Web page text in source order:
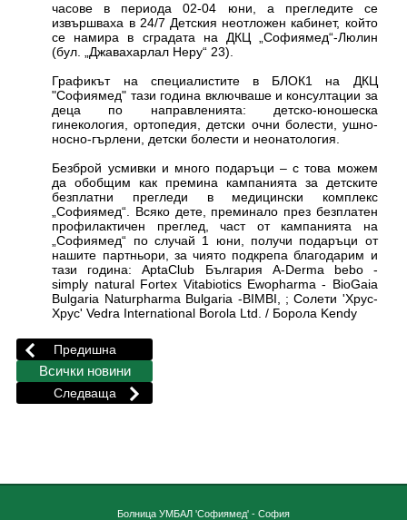
часове в периода 02-04 юни, а прегледите се
извършваха в 24/7 Детския неотложен кабинет, който
се намира в сградата на ДКЦ „Софиямед“-Люлин
(бул. „Джавахарлал Неру“ 23).
Графикът на специалистите в БЛОК1 на ДКЦ
"Софиямед" тази година включваше и консултации за
деца по направленията: детско-юношеска
гинекология, ортопедия, детски очни болести, ушно-
носно-гърлени, детски болести и неонатология.
Безброй усмивки и много подаръци – с това можем
да обобщим как премина кампанията за детските
безплатни прегледи в медицински комплекс
„Софиямед“. Всяко дете, преминало през безплатен
профилактичен преглед, част от кампанията на
„Софиямед“ по случай 1 юни, получи подаръци от
нашите партньори, за чиято подкрепа благодарим и
тази година: AptaClub България A-Derma bebo -
simply natural Fortex Vitabiotics Ewopharma - BioGaia
Bulgaria Naturpharma Bulgaria -BIMBI, ; Солети 'Хрус-
Хрус' Vedra International Borola Ltd. / Борола Kendy
Болница УМБАЛ 'Софиямед' - София